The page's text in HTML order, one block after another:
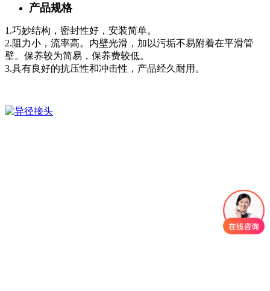
产品规格
1.巧妙结构，密封性好，安装简单。
2.阻力小，流率高。内壁光滑，加以污垢不易附着在平滑管
壁。保养较为简易，保养费较低。
3.具有良好的抗压性和冲击性，产品经久耐用。